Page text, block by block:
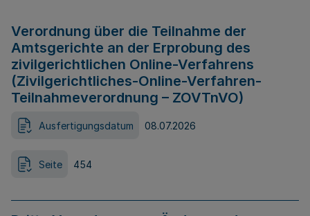
Verordnung über die Teilnahme der
Amtsgerichte an der Erprobung des
zivilgerichtlichen Online-Verfahrens
(Zivilgerichtliches-Online-Verfahren-
Teilnahmeverordnung – ZOVTnVO)
Ausfertigungsdatum 08.07.2026
Seite 454